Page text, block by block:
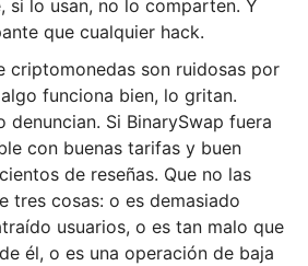
si lo usan, no lo comparten. Y
que cualquier hack.
criptomonedas son ruidosas por
funciona bien, lo gritan.
denuncian. Si BinarySwap fuera
con buenas tarifas y buen
de reseñas. Que no las
tres cosas: o es demasiado
usuarios, o es tan malo que
él, o es una operación de baja